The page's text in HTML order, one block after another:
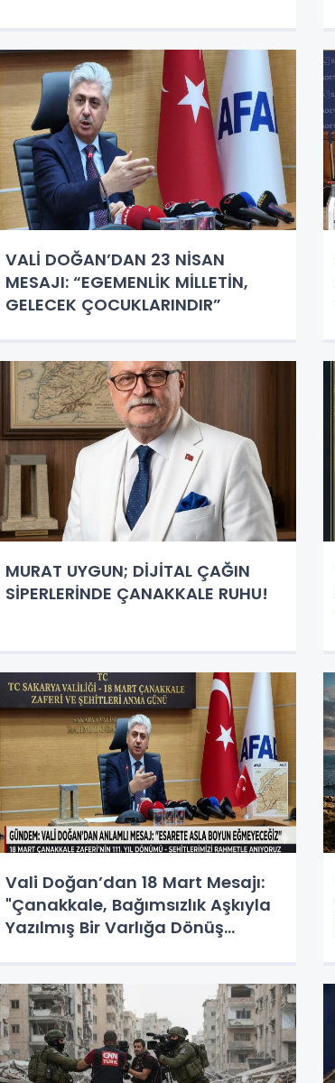
VALİ DOĞAN’DAN 23 NİSAN
MESAJI: “EGEMENLİK MİLLETİN,
GELECEK ÇOCUKLARINDIR”
MURAT UYGUN; DİJİTAL ÇAĞIN
SİPERLERİNDE ÇANAKKALE RUHU!
Vali Doğan’dan 18 Mart Mesajı:
"Çanakkale, Bağımsızlık Aşkıyla
Yazılmış Bir Varlığa Dönüş